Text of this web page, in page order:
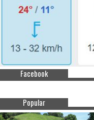
Facebook
Popular